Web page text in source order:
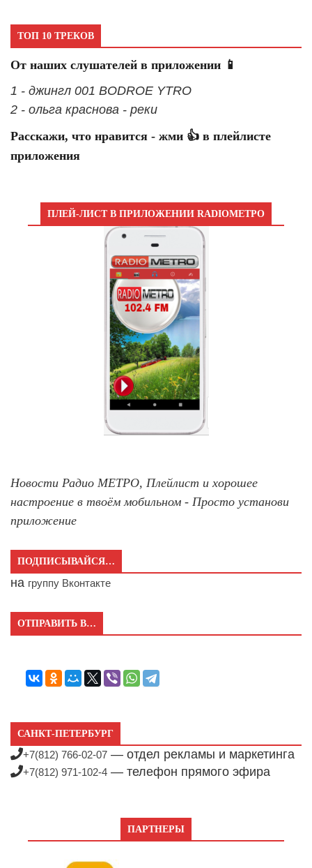
ТОП 10 ТРЕКОВ
От наших слушателей в приложении 📱
1 - джингл 001 BODROE YTRO
2 - ольга краснова - реки
Расскажи, что нравится - жми 👍 в плейлисте
приложения
ПЛЕЙ-ЛИСТ В ПРИЛОЖЕНИИ RADIOМЕТРО
Новости Радио МЕТРО, Плейлист и хорошее
настроение в твоём мобильном - Просто установи
приложение
ПОДПИСЫВАЙСЯ…
на группу Вконтакте
ОТПРАВИТЬ В…
САНКТ-ПЕТЕРБУРГ
+7(812) 766-02-07 — отдел рекламы и маркетинга
+7(812) 971-102-4 — телефон прямого эфира
ПАРТНЕРЫ